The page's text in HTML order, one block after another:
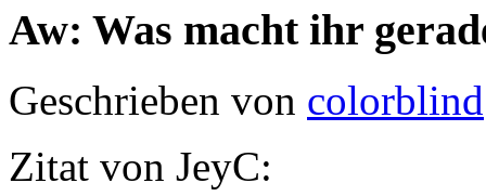
Aw: Was macht ihr
Geschrieben von colorblind
Zitat von JeyC: